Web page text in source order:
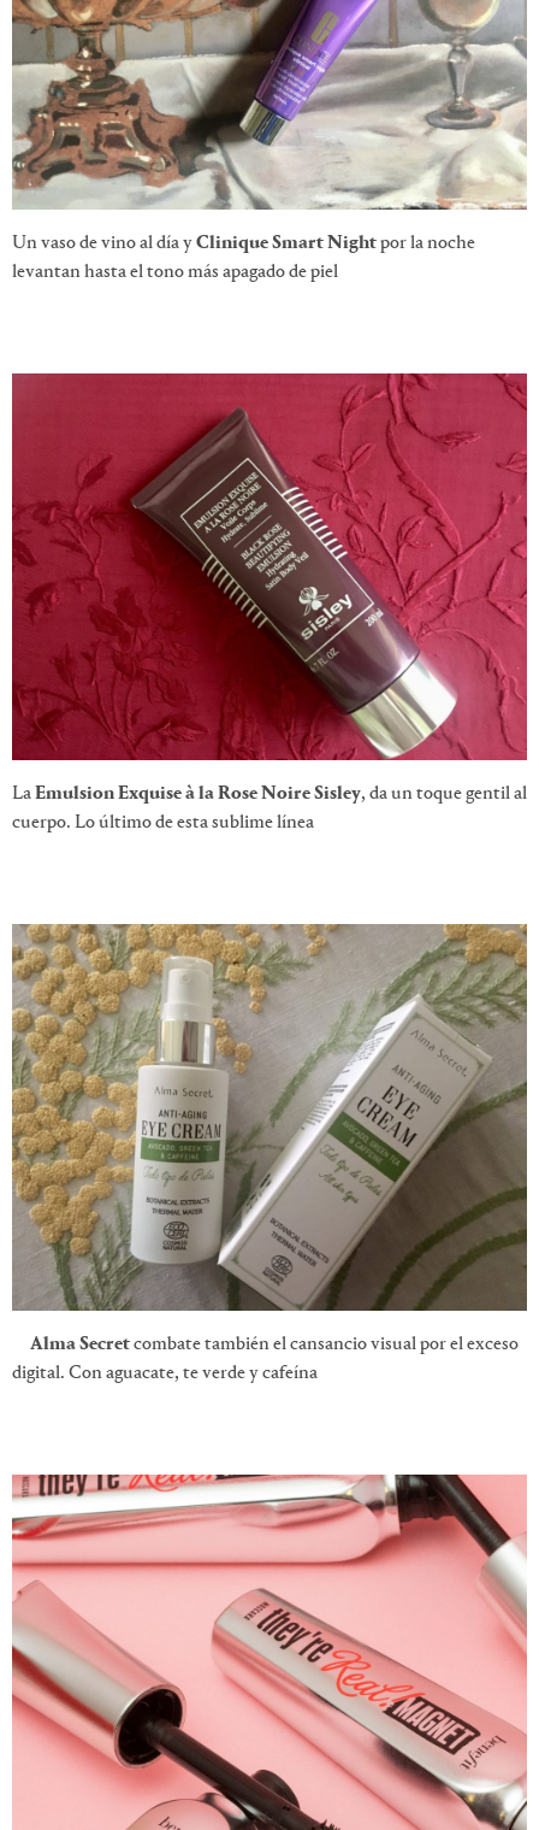
Un vaso de vino al día yClinique Smart Nightpor la noche
levantan hasta el tono más apagado de piel
LaEmulsion Exquise à la Rose Noire Sisley, da un toque gentil al
cuerpo. Lo último de esta sublime línea
Alma Secretcombate también el cansancio visual por el exceso
digital. Con aguacate, te verde y cafeína